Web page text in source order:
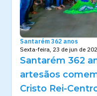
Santarém 362 anos
Sexta-feira, 23 de jun de
Santarém 362
artesãos
Cristo Rei-